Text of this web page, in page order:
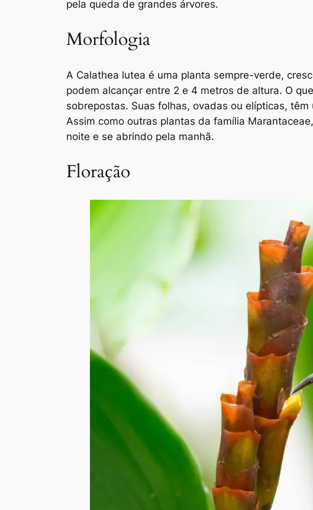
pela queda de grandes árvores.
Morfologia
A Calathea lutea é uma planta sempre-verde,
podem alcançar entre 2 e 4 metros de altura. O
sobrepostas. Suas folhas, ovadas ou elípticas,
Assim como outras plantas da família
noite e se abrindo pela manhã.
Floração